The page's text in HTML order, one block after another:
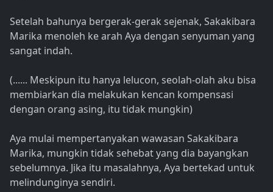
Setelah bahunya bergerak-gerak sejenak, Sakakibara
Marika menoleh ke arah Aya dengan senyuman yang
sangat indah.
(...... Meskipun itu hanya lelucon, seolah-olah aku bisa
membiarkan dia melakukan kencan kompensasi
dengan orang asing, itu tidak mungkin)
Aya mulai mempertanyakan wawasan Sakakibara
Marika, mungkin tidak sehebat yang dia bayangkan
sebelumnya. Jika itu masalahnya, Aya bertekad untuk
melindunginya sendiri.